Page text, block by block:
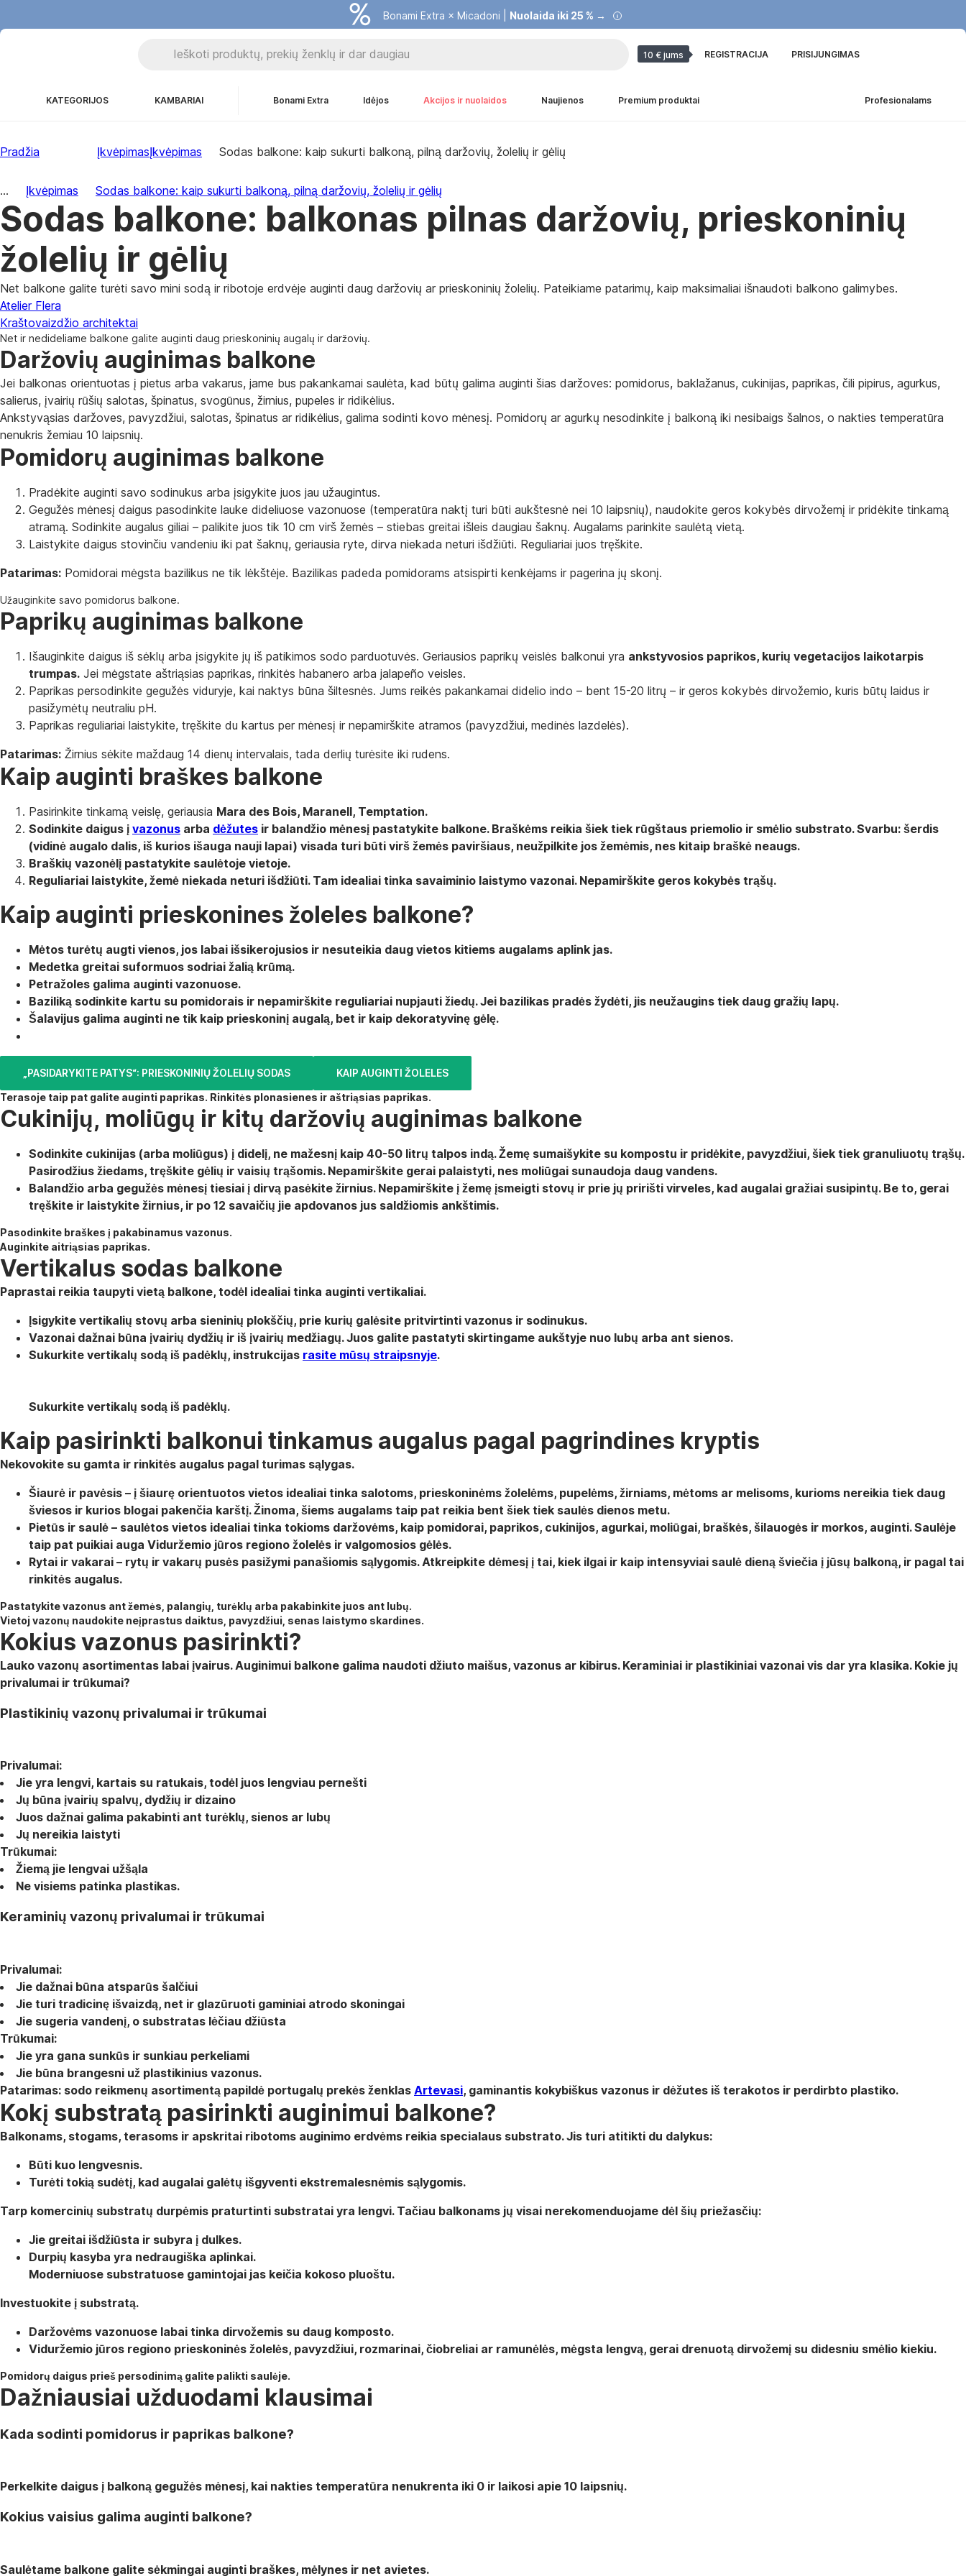
Bonami Extra × Micadoni | Nuolaida iki 25 % →
10 € jums REGISTRACIJA PRISIJUNGIMAS
KATEGORIJOS KAMBARIAI Bonami Extra Idėjos Akcijos ir nuolaidos Naujienos Premium produktai Profesionalams
Pradžia ĮkvėpimasĮkvėpimas Sodas balkone: kaip sukurti balkoną, pilną daržovių, žolelių ir gėlių
... Įkvėpimas Sodas balkone: kaip sukurti balkoną, pilną daržovių, žolelių ir gėlių
Sodas balkone: balkonas pilnas daržovių, prieskoninių
žolelių ir gėlių
Net balkone galite turėti savo mini sodą ir ribotoje erdvėje auginti daug daržovių ar prieskoninių žolelių. Pateikiame patarimų, kaip maksimaliai išnaudoti balkono galimybes.
Atelier Flera
Kraštovaizdžio architektai
Net ir nedideliame balkone galite auginti daug prieskoninių augalų ir daržovių.
Daržovių auginimas balkone
Jei balkonas orientuotas į pietus arba vakarus, jame bus pakankamai saulėta, kad būtų galima auginti šias daržoves: pomidorus, baklažanus, cukinijas, paprikas, čili pipirus, agurkus,
salierus, įvairių rūšių salotas, špinatus, svogūnus, žirnius, pupeles ir ridikėlius.
Ankstyvąsias daržoves, pavyzdžiui, salotas, špinatus ar ridikėlius, galima sodinti kovo mėnesį. Pomidorų ar agurkų nesodinkite į balkoną iki nesibaigs šalnos, o nakties temperatūra
nenukris žemiau 10 laipsnių.
Pomidorų auginimas balkone
Pradėkite auginti savo sodinukus arba įsigykite juos jau užaugintus.
Gegužės mėnesį daigus pasodinkite lauke dideliuose vazonuose (temperatūra naktį turi būti aukštesnė nei 10 laipsnių), naudokite geros kokybės dirvožemį ir pridėkite tinkamą
atramą. Sodinkite augalus giliai – palikite juos tik 10 cm virš žemės – stiebas greitai išleis daugiau šaknų. Augalams parinkite saulėtą vietą.
Laistykite daigus stovinčiu vandeniu iki pat šaknų, geriausia ryte, dirva niekada neturi išdžiūti. Reguliariai juos tręškite.
Patarimas: Pomidorai mėgsta bazilikus ne tik lėkštėje. Bazilikas padeda pomidorams atsispirti kenkėjams ir pagerina jų skonį.
Užauginkite savo pomidorus balkone.
Paprikų auginimas balkone
Išauginkite daigus iš sėklų arba įsigykite jų iš patikimos sodo parduotuvės. Geriausios paprikų veislės balkonui yra ankstyvosios paprikos, kurių vegetacijos laikotarpis
trumpas. Jei mėgstate aštriąsias paprikas, rinkitės habanero arba jalapeño veisles.
Paprikas persodinkite gegužės viduryje, kai naktys būna šiltesnės. Jums reikės pakankamai didelio indo – bent 15-20 litrų – ir geros kokybės dirvožemio, kuris būtų laidus ir
pasižymėtų neutraliu pH.
Paprikas reguliariai laistykite, tręškite du kartus per mėnesį ir nepamirškite atramos (pavyzdžiui, medinės lazdelės).
Patarimas: Žirnius sėkite maždaug 14 dienų intervalais, tada derlių turėsite iki rudens.
Kaip auginti braškes balkone
Pasirinkite tinkamą veislę, geriausia Mara des Bois, Maranell, Temptation.
Sodinkite daigus į vazonus arba dėžutes ir balandžio mėnesį pastatykite balkone. Braškėms reikia šiek tiek rūgštaus priemolio ir smėlio substrato. Svarbu: šerdis
(vidinė augalo dalis, iš kurios išauga nauji lapai) visada turi būti virš žemės paviršiaus, neužpilkite jos žemėmis, nes kitaip braškė neaugs.
Braškių vazonėlį pastatykite saulėtoje vietoje.
Reguliariai laistykite, žemė niekada neturi išdžiūti. Tam idealiai tinka savaiminio laistymo vazonai. Nepamirškite geros kokybės trąšų.
Kaip auginti prieskonines žoleles balkone?
Mėtos turėtų augti vienos, jos labai išsikerojusios ir nesuteikia daug vietos kitiems augalams aplink jas.
Medetka greitai suformuos sodriai žalią krūmą.
Petražoles galima auginti vazonuose.
Baziliką sodinkite kartu su pomidorais ir nepamirškite reguliariai nupjauti žiedų. Jei bazilikas pradės žydėti, jis neužaugins tiek daug gražių lapų.
Šalavijus galima auginti ne tik kaip prieskoninį augalą, bet ir kaip dekoratyvinę gėlę.
„PASIDARYKITE PATYS“: PRIESKONINIŲ ŽOLELIŲ SODAS
KAIP AUGINTI ŽOLELES
Terasoje taip pat galite auginti paprikas. Rinkitės plonasienes ir aštriąsias paprikas.
Cukinijų, moliūgų ir kitų daržovių auginimas balkone
Sodinkite cukinijas (arba moliūgus) į didelį, ne mažesnį kaip 40-50 litrų talpos indą. Žemę sumaišykite su kompostu ir pridėkite, pavyzdžiui, šiek tiek granuliuotų trąšų.
Pasirodžius žiedams, tręškite gėlių ir vaisių trąšomis. Nepamirškite gerai palaistyti, nes moliūgai sunaudoja daug vandens.
Balandžio arba gegužės mėnesį tiesiai į dirvą pasėkite žirnius. Nepamirškite į žemę įsmeigti stovų ir prie jų pririšti virveles, kad augalai gražiai susipintų. Be to, gerai
tręškite ir laistykite žirnius, ir po 12 savaičių jie apdovanos jus saldžiomis ankštimis.
Pasodinkite braškes į pakabinamus vazonus.
Auginkite aitriąsias paprikas.
Vertikalus sodas balkone
Paprastai reikia taupyti vietą balkone, todėl idealiai tinka auginti vertikaliai.
Įsigykite vertikalių stovų arba sieninių plokščių, prie kurių galėsite pritvirtinti vazonus ir sodinukus.
Vazonai dažnai būna įvairių dydžių ir iš įvairių medžiagų. Juos galite pastatyti skirtingame aukštyje nuo lubų arba ant sienos.
Sukurkite vertikalų sodą iš padėklų, instrukcijas rasite mūsų straipsnyje.
Sukurkite vertikalų sodą iš padėklų.
Kaip pasirinkti balkonui tinkamus augalus pagal pagrindines kryptis
Nekovokite su gamta ir rinkitės augalus pagal turimas sąlygas.
Šiaurė ir pavėsis – į šiaurę orientuotos vietos idealiai tinka salotoms, prieskoninėms žolelėms, pupelėms, žirniams, mėtoms ar melisoms, kurioms nereikia tiek daug
šviesos ir kurios blogai pakenčia karštį. Žinoma, šiems augalams taip pat reikia bent šiek tiek saulės dienos metu.
Pietūs ir saulė – saulėtos vietos idealiai tinka tokioms daržovėms, kaip pomidorai, paprikos, cukinijos, agurkai, moliūgai, braškės, šilauogės ir morkos, auginti. Saulėje
taip pat puikiai auga Viduržemio jūros regiono žolelės ir valgomosios gėlės.
Rytai ir vakarai – rytų ir vakarų pusės pasižymi panašiomis sąlygomis. Atkreipkite dėmesį į tai, kiek ilgai ir kaip intensyviai saulė dieną šviečia į jūsų balkoną, ir pagal tai
rinkitės augalus.
Pastatykite vazonus ant žemės, palangių, turėklų arba pakabinkite juos ant lubų.
Vietoj vazonų naudokite neįprastus daiktus, pavyzdžiui, senas laistymo skardines.
Kokius vazonus pasirinkti?
Lauko vazonų asortimentas labai įvairus. Auginimui balkone galima naudoti džiuto maišus, vazonus ar kibirus. Keraminiai ir plastikiniai vazonai vis dar yra klasika. Kokie jų
privalumai ir trūkumai?
Plastikinių vazonų privalumai ir trūkumai
Privalumai:
Jie yra lengvi, kartais su ratukais, todėl juos lengviau pernešti
Jų būna įvairių spalvų, dydžių ir dizaino
Juos dažnai galima pakabinti ant turėklų, sienos ar lubų
Jų nereikia laistyti
Trūkumai:
Žiemą jie lengvai užšąla
Ne visiems patinka plastikas.
Keraminių vazonų privalumai ir trūkumai
Privalumai:
Jie dažnai būna atsparūs šalčiui
Jie turi tradicinę išvaizdą, net ir glazūruoti gaminiai atrodo skoningai
Jie sugeria vandenį, o substratas lėčiau džiūsta
Trūkumai:
Jie yra gana sunkūs ir sunkiau perkeliami
Jie būna brangesni už plastikinius vazonus.
Patarimas: sodo reikmenų asortimentą papildė portugalų prekės ženklas Artevasi, gaminantis kokybiškus vazonus ir dėžutes iš terakotos ir perdirbto plastiko.
Kokį substratą pasirinkti auginimui balkone?
Balkonams, stogams, terasoms ir apskritai ribotoms auginimo erdvėms reikia specialaus substrato.Jis turi atitikti du dalykus:
Būti kuo lengvesnis.
Turėti tokią sudėtį, kad augalai galėtų išgyventi ekstremalesnėmis sąlygomis.
Tarp komercinių substratų durpėmis praturtinti substratai yra lengvi. Tačiau balkonams jų visai nerekomenduojame dėl šių priežasčių:
Jie greitai išdžiūsta ir subyra į dulkes.
Durpių kasyba yra nedraugiška aplinkai.
Moderniuose substratuose gamintojai jas keičia kokoso pluoštu.
Investuokite į substratą.
Daržovėms vazonuose labai tinka dirvožemis su daug komposto.
Viduržemio jūros regiono prieskoninės žolelės, pavyzdžiui, rozmarinai, čiobreliai ar ramunėlės, mėgsta lengvą, gerai drenuotą dirvožemį su didesniu smėlio kiekiu.
Pomidorų daigus prieš persodinimą galite palikti saulėje.
Dažniausiai užduodami klausimai
Kada sodinti pomidorus ir paprikas balkone?
Perkelkite daigus į balkoną gegužės mėnesį, kai nakties temperatūra nenukrenta iki 0 ir laikosi apie 10 laipsnių.
Kokius vaisius galima auginti balkone?
Saulėtame balkone galite sėkmingai auginti braškes, mėlynes ir net avietes.